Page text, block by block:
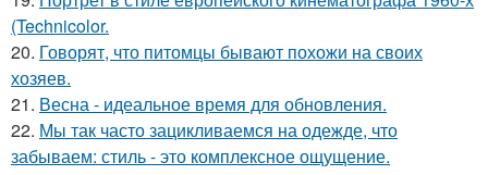
(Technicolor.
20. Говорят, что питомцы бывают похожи на своих
хозяев.
21. Весна - идеальное время для обновления.
22. Мы так часто зацикливаемся на одежде, что
забываем: стиль - это комплексное ощущение.